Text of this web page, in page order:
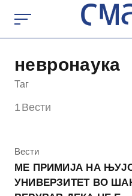
content
невронаука
Таг
1 Вести
КАтегорија
Вести
МЕ ПРИМИЈА НА
УНИВЕРЗИТЕТ ВО